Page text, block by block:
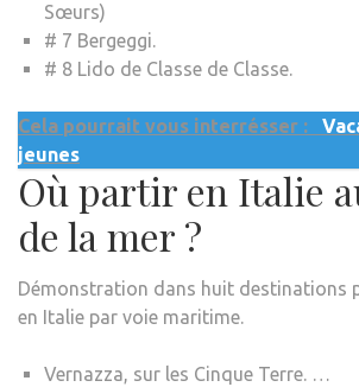
Sœurs)
# 7 Bergeggi.
# 8 Lido de Classe de Classe.
Cela pourrait vous interrésser :
jeunes
Où partir en Italie
de la mer ?
Démonstration dans huit destinations
en Italie par voie maritime.
Vernazza, sur les Cinque Terre. …